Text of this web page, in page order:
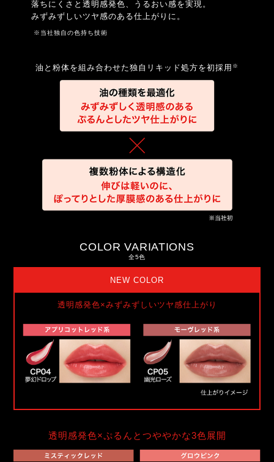
落ちにくさと透明感発色、うるおい感を実現。
みずみずしいツヤ感のある仕上がりに。
※当社独自の色持ち技術
油と粉体を組み合わせた独自リキッド処方を初採用 ※
COLOR VARIATIONS
全5色
NEW COLOR
透明感発色×みずみずしいツヤ感仕上がり
透明感発色×ぷるんとつややかな3色展開